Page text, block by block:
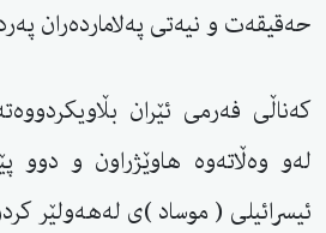
حەقیقەت و نیەتی پەلاماردەران
كەناڵی فەرمی ئێران
لەو وەڵاتەوە هاوێژراون و دوو
ئیسرائیلی ( موساد )ی لەهەولێر